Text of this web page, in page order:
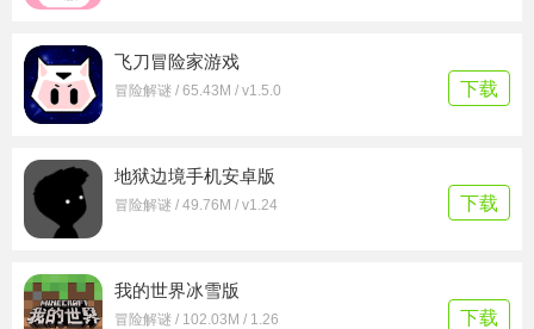
飞刀冒险家游戏
冒险解谜 / 65.43M / v1.5.0 下载
地狱边境手机安卓版
冒险解谜 / 49.76M / v1.24 下载
我的世界冰雪版
冒险解谜 / 102.03M / 1.26 下载